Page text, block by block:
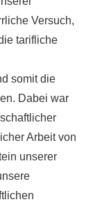
Versuch,
tarifliche
somit die
Dabei war
Arbeit von
unserer